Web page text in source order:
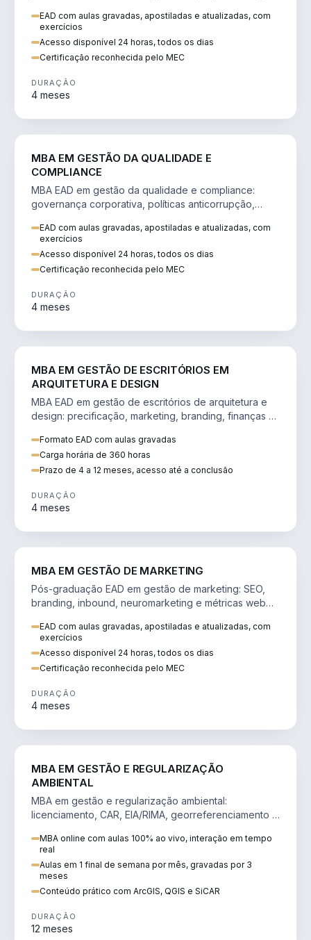
EAD com aulas gravadas, apostiladas e atualizadas, com
exercícios
Acesso disponível 24 horas, todos os dias
Certificação reconhecida pelo MEC
DURAÇÃO
4 meses
MBA EM GESTÃO DA QUALIDADE E
COMPLIANCE
MBA EAD em gestão da qualidade e compliance:
governança corporativa, políticas anticorrupção,
EAD com aulas gravadas, apostiladas e atualizadas, com
exercícios
Acesso disponível 24 horas, todos os dias
Certificação reconhecida pelo MEC
DURAÇÃO
4 meses
MBA EM GESTÃO DE ESCRITÓRIOS EM
ARQUITETURA E DESIGN
MBA EAD em gestão de escritórios de arquitetura e
design: precificação, marketing, branding, finanças e
Formato EAD com aulas gravadas
Carga horária de 360 horas
Prazo de 4 a 12 meses, acesso até a conclusão
DURAÇÃO
4 meses
MBA EM GESTÃO DE MARKETING
Pós-graduação EAD em gestão de marketing: SEO,
branding, inbound, neuromarketing e métricas web
EAD com aulas gravadas, apostiladas e atualizadas, com
exercícios
Acesso disponível 24 horas, todos os dias
Certificação reconhecida pelo MEC
DURAÇÃO
4 meses
MBA EM GESTÃO E REGULARIZAÇÃO
AMBIENTAL
MBA em gestão e regularização ambiental:
licenciamento, CAR, EIA/RIMA, georreferenciamento e
MBA online com aulas 100% ao vivo, interação em tempo
real
Aulas em 1 final de semana por mês, gravadas por 3
meses
Conteúdo prático com ArcGIS, QGIS e SiCAR
DURAÇÃO
12 meses